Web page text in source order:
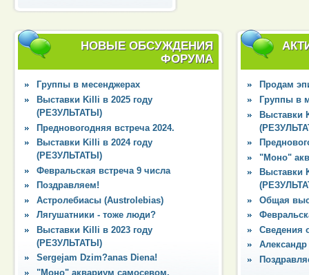
НОВЫЕ ОБСУЖДЕНИЯ
ФОРУМА
Группы в месенджерах
Выставки Killi в 2025 году
(РЕЗУЛЬТАТЫ)
Предновогодняя встреча 2024.
Выставки Killi в 2024 году
(РЕЗУЛЬТАТЫ)
Февральская встреча 9 числа
Поздравляем!
Астролебиасы (Austrolebias)
Лягушатники - тоже люди?
Выставки Killi в 2023 году
(РЕЗУЛЬТАТЫ)
Sergejam Dzim?anas Diena!
"Моно" аквариум самосевом.
Продам
Группы в
Выставки
"Моно"
Выставки
Общая
Сведения